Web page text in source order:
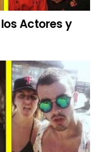
Actores y